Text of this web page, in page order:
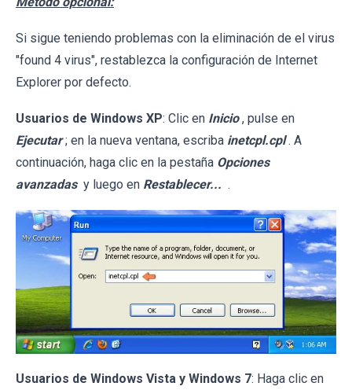
Si sigue teniendo problemas con la eliminación de el virus
"found 4 virus", restablezca la configuración de Internet
Explorer por defecto.
Usuarios de Windows XP: Clic en Inicio , pulse en
Ejecutar ; en la nueva ventana, escriba inetcpl.cpl . A
continuación, haga clic en la pestaña Opciones
avanzadas y luego en Restablecer... .
Usuarios de Windows Vista y Windows 7: Haga clic en